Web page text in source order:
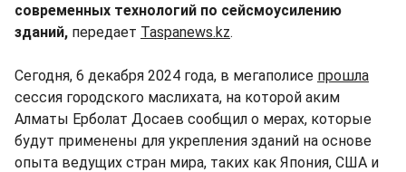
современных технологий по сейсмоусилению
зданий, передает Taspanews.kz.
Сегодня, 6 декабря 2024 года, в мегаполисе прошла
сессия городского маслихата, на которой аким
Алматы Ерболат Досаев сообщил о мерах, которые
будут применены для укрепления зданий на основе
опыта ведущих стран мира, таких как Япония, США и